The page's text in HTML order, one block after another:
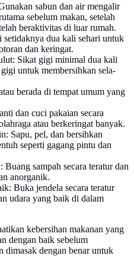
sabun dan air mengalir
sebelum makan, setelah
beraktivitas di luar rumah.
dua kali sehari untuk
dan keringat.
Sikat gigi minimal dua kali
untuk membersihkan sela-
berada di tempat umum yang
dan cuci pakaian secara
atau berkeringat banyak.
Sapu, pel, dan bersihkan
seperti gagang pintu dan
sampah secara teratur dan
anorganik.
Buka jendela secara teratur
udara yang baik di dalam
kebersihan makanan yang
dengan baik sebelum
dimasak dengan benar untuk